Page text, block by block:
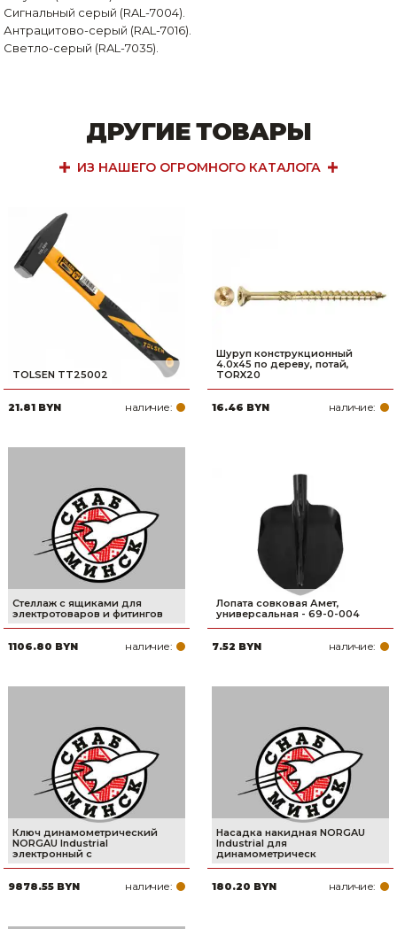
Сигнальный серый (RAL-7004).
Антрацитово-серый (RAL-7016).
Светло-серый (RAL-7035).
ДРУГИЕ ТОВАРЫ
ИЗ НАШЕГО ОГРОМНОГО КАТАЛОГА
TOLSEN TT25002
21.81 BYN наличие:
Шуруп конструкционный
4.0х45 по дереву, потай,
TORX20
16.46 BYN наличие:
Стеллаж с ящиками для
электротоваров и фитингов
1106.80 BYN наличие:
Лопата совковая Амет,
универсальная - 69-0-004
7.52 BYN наличие:
Ключ динамометрический
NORGAU Industrial
электронный с
9878.55 BYN наличие:
Насадка накидная NORGAU
Industrial для
динамометрическ
180.20 BYN наличие: